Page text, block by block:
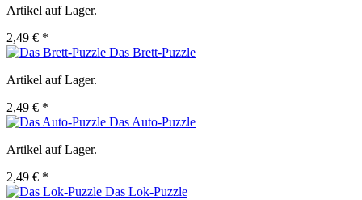
Artikel auf Lager.
2,49 € *
Das Brett-Puzzle
Artikel auf Lager.
2,49 € *
Das Auto-Puzzle
Artikel auf Lager.
2,49 € *
Das Lok-Puzzle